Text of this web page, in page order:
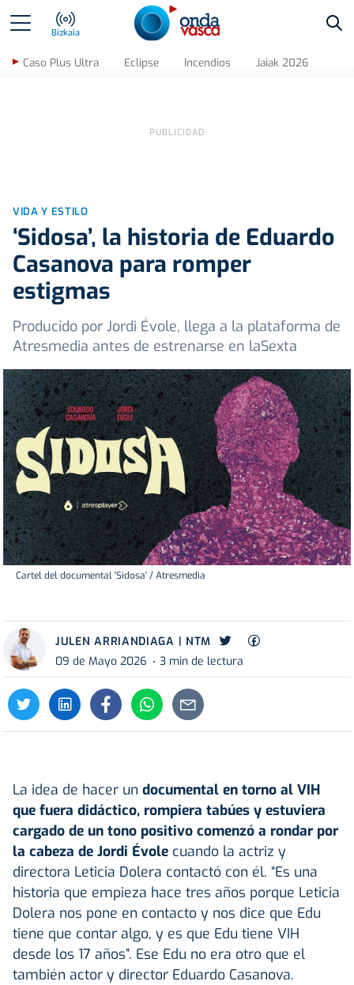
Bizkaia
Caso Plus Ultra Eclipse Incendios Jaiak 2026
VIDA Y ESTILO
‘Sidosa’, la historia de Eduardo
Casanova para romper
estigmas
Producido por Jordi Évole, llega a la plataforma de
Atresmedia antes de estrenarse en laSexta
Cartel del documental 'Sidosa' / Atresmedia
JULEN ARRIANDIAGA | NTM
09 de Mayo 2026
3 min de lectura
La idea de hacer un documental en torno al VIH
que fuera didáctico, rompiera tabúes y estuviera
cargado de un tono positivo comenzó a rondar por
la cabeza de Jordi Évole cuando la actriz y
directora Leticia Dolera contactó con él. “Es una
historia que empieza hace tres años porque Leticia
Dolera nos pone en contacto y nos dice que Edu
tiene que contar algo, y es que Edu tiene VIH
desde los 17 años”. Ese Edu no era otro que el
también actor y director Eduardo Casanova.